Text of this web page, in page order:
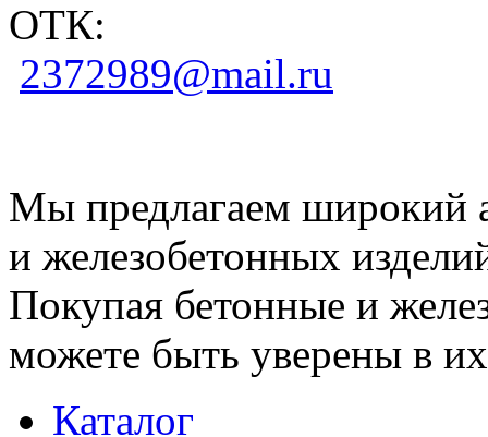
ОТК:
2372989@mail.ru
Мы предлагаем широкий
и железобетонных
Покупая бетонные и
можете быть уверены в их
Каталог